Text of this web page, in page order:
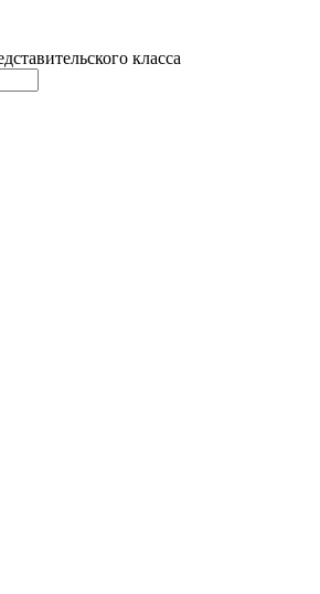
класса